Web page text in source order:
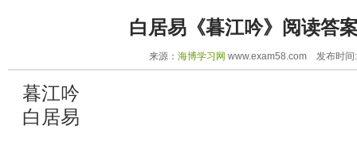
白居易《暮江吟》阅读答
来源： 海博学习网 www.exam58.com 发布时间
暮江吟
白居易